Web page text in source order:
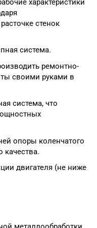
характеристики
стенок
система.
ремонтно-
своими руками в
система, что
опоры коленчатого
качества.
двигателя (не ниже